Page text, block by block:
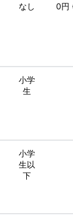
なし
0円
小学
生
小学
生以
下